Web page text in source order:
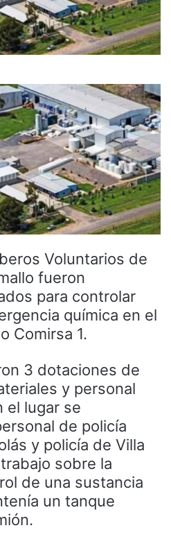
Voluntarios de
fueron
para controlar
química en el
Comirsa 1.
3 dotaciones de
y personal
el lugar se
de policía
y policía de Villa
sobre la
de una sustancia
un tanque